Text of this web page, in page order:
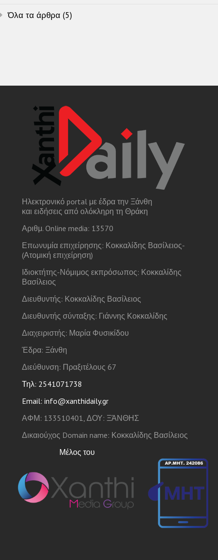
Όλα τα άρθρα (5)
Ηλεκτρονικό portal με έδρα την Ξάνθη
και ειδήσεις από ολόκληρη τη Θράκη
Αριθμ. Online media: 13570
Επωνυμία επιχείρησης: Κοκκαλίδης Βασίλειος-
(Ατομική επιχείρηση)
Ιδιοκτήτης-Νόμιμος εκπρόσωπος: Κοκκαλίδης
Βασίλειος
Διευθυντής: Κοκκαλίδης Βασίλειος
Διευθυντής σύνταξης: Γιάννης Κοκκαλίδης
Διαχειριστής: Μαρία Φυσικίδου
Έδρα: Ξάνθη
Διεύθυνση: Πραξιτέλους 67
Τηλ: 2541071738
Email: info@xanthidaily.gr
ΑΦΜ: 133510401, ΔΟΥ: ΞΆΝΘΗΣ
Δικαιούχος Domain name: Κοκκαλίδης Βασίλειος
Μέλος του